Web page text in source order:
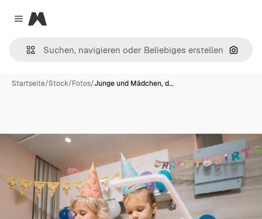
Close menu
Magnific
Nach
Startseite/Stock/Fotos/Junge und Mädchen, d…